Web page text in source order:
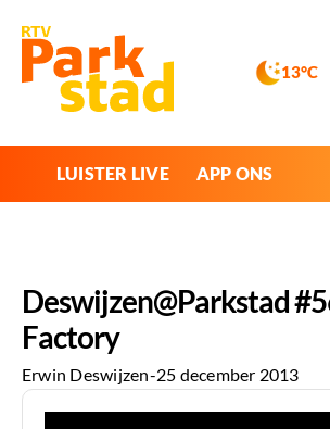
13°C
LUISTER LIVE APP ONS
Deswijzen@Parkstad
Factory
Erwin Deswijzen-25 december 2013